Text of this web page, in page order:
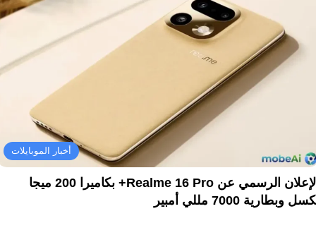
أخبار الموبايلات
الإعلان الرسمي عن Realme 16 Pro+ بكاميرا 200 ميجا
وبطارية 7000 مللي أمبير